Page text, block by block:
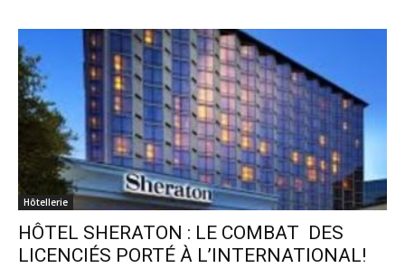
Hôtellerie
HÔTEL SHERATON : LE COMBAT DES
LICENCIÉS PORTÉ À L’INTERNATIONAL!